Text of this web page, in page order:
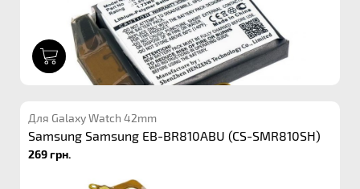
Для Galaxy Watch 42mm
Samsung Samsung EB-BR810ABU (CS-SMR810SH)
269 грн.